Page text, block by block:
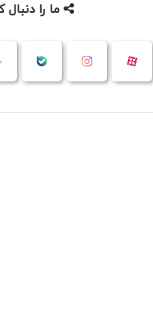
ما را دنبال
آپارات اینستاگرام